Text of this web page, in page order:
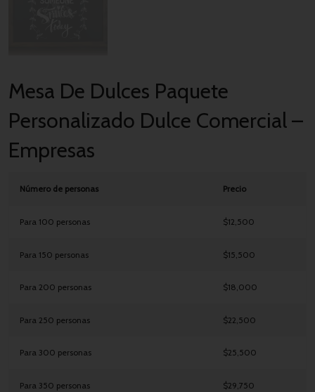
Mesa De Dulces Paquete
Personalizado Dulce Comercial –
Empresas
Número de personas Precio
Para 100 personas $12,500
Para 150 personas $15,500
Para 200 personas $18,000
Para 250 personas $22,500
Para 300 personas $25,500
Para 350 personas $29,750